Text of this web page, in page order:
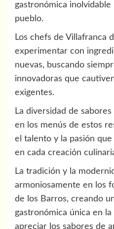
gastronómica inolvidable
pueblo.
Los chefs de Villafranca
experimentar con
nuevas, buscando
innovadoras que
exigentes.
La diversidad de
en los menús de estos
el talento y la pasión
en cada creación
La tradición y la
armoniosamente en los
de los Barros, creando
gastronómica única en
apreciar los sabores de